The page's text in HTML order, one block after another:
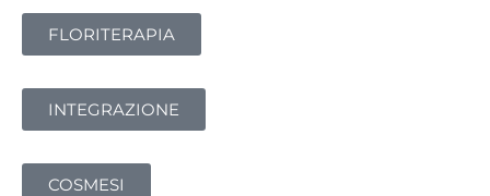
FLORITERAPIA
INTEGRAZIONE
COSMESI